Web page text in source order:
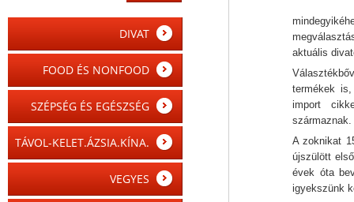
aktuális
termékek
import
származnak.
A zoknikat
újszülött
évek óta
igyekszünk
DIVAT
FOOD ÉS NONFOOD
SZÉPSÉG ÉS EGÉSZSÉG
TÁVOL-KELET.ÁZSIA.KÍNA.
VEGYES